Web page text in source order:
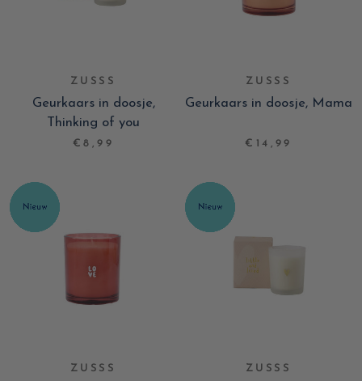
ZUSSS
Geurkaars in doosje,
Thinking of you
€8,99
ZUSSS
Geurkaars in doosje, Mama
€14,99
ZUSSS ZUSSS